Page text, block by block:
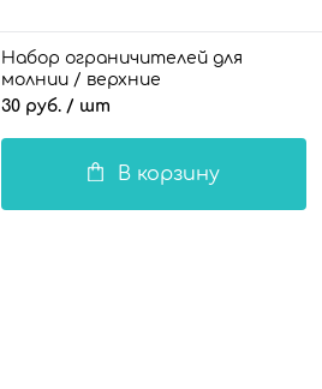
Набор ограничителей для
молнии / верхние
30 руб. / шт
В корзину